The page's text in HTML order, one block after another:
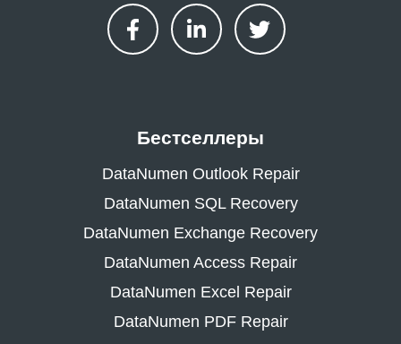
Бестселлеры
DataNumen Outlook Repair
DataNumen SQL Recovery
DataNumen Exchange Recovery
DataNumen Access Repair
DataNumen Excel Repair
DataNumen PDF Repair